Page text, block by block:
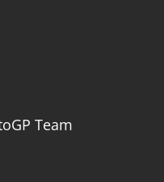
Team